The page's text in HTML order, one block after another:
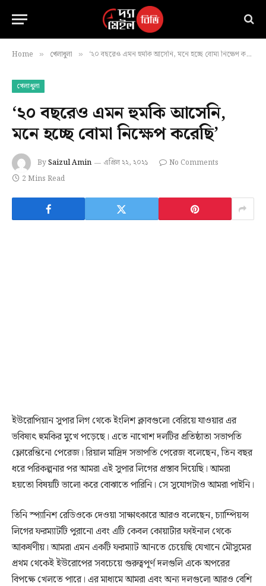
Home » খেলাধুলা » ‘২০ বছরেও এমন হুমকি আসেনি, মনে হচ্ছে বোমা নিক্ষেপ করেছি’
খেলাধুলা
‘২০ বছরেও এমন হুমকি আসেনি,
মনে হচ্ছে বোমা নিক্ষেপ করেছি’
BySaizul Amin এপ্রিল ২২, ২০২১
No Comments
2 Mins Read
ইউরোপিয়ান সুপার লিগ থেকে ইংলিশ ক্লাবগুলো বেরিয়ে যাওয়ার এর
ভবিষ্যৎ হুমকির মুখে পড়েছে। এতে নাখোশ দলটির প্রতিষ্ঠাতা সভাপতি
ফ্লোরেন্তিনো পেরেজ। রিয়াল মাদ্রিদ সভাপতি পেরেজ বলেছেন, তিন বছর
ধরে পরিকল্পনার পর আমরা এই সুপার লিগের প্রস্তাব দিয়েছি। আমরা
হয়তো বিষয়টি ভালো করে বোঝাতে পারিনি। সে সুযোগটাও আমরা পাইনি।
তিনি স্প্যানিশ রেডিওকে দেওয়া সাক্ষাৎকারে আরও বলেছেন, চ্যাম্পিয়ন্স
লিগের ফরম্যাটটি পুরানো এবং এটি কেবল কোয়ার্টার ফাইনাল থেকে
আকর্ষণীয়। আমরা এমন একটি ফরম্যাট আনতে চেয়েছি যেখানে মৌসুমের
প্রথম থেকেই ইউরোপের সবচেয়ে গুরুত্বপূর্ণ দলগুলি একে অপরের
বিপক্ষে খেলতে পারে। এর মাধ্যমে আমরা এবং অন্য দলগুলো আরও বেশি